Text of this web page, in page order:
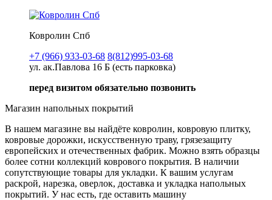
Ковролин Спб
+7 (966) 933-03-68 8(812)995-03-68
ул. ак.Павлова 16 Б (есть парковка)
перед визитом обязательно позвонить
Магазин напольных покрытий
В нашем магазине вы найдёте ковролин, ковровую плитку,
ковровые дорожки, искусственную траву, грязезащиту
европейских и отечественных фабрик. Можно взять образцы
более сотни коллекций коврового покрытия. В наличии
сопутствующие товары для укладки. К вашим услугам
раскрой, нарезка, оверлок, доставка и укладка напольных
покрытий. У нас есть, где оставить машину